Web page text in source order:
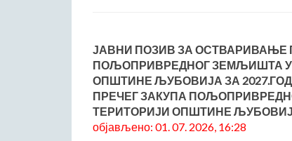
ЈАВНИ ПОЗИВ ЗА
ПОЉОПРИВРЕДНОГ ЗЕМЉИШТА У
ОПШТИНЕ ЉУБОВИЈА ЗА
ПРЕЧЕГ ЗАКУПА
ТЕРИТОРИЈИ ОПШТИНЕ
објављено: 01. 07. 2026, 16:28